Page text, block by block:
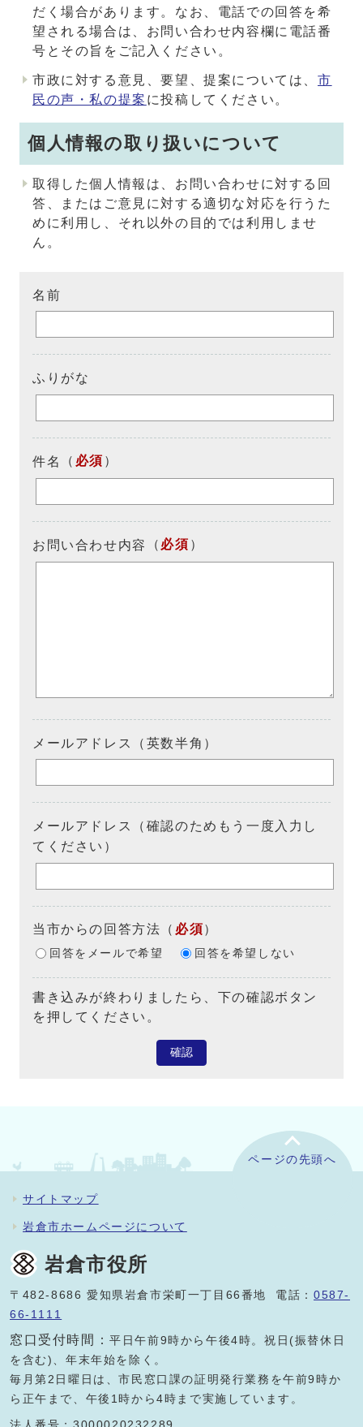
だく場合があります。なお、電話での回答を希
望される場合は、お問い合わせ内容欄に電話番
号とその旨をご記入ください。
市政に対する意見、要望、提案については、 市
民の声・私の提案 に投稿してください。
個人情報の取り扱いについて
取得した個人情報は、お問い合わせに対する回
答、またはご意見に対する適切な対応を行うた
めに利用し、それ以外の目的では利用しませ
ん。
名前
ふりがな
件名 （ 必須 ）
お問い合わせ内容 （ 必須 ）
メールアドレス（英数半角）
メールアドレス（確認のためもう一度入力し
てください）
当市からの回答方法 （ 必須）
回答をメールで希望 回答を希望しない
書き込みが終わりましたら、下の確認ボタン
を押してください。
確認
ページの先頭へ
サイトマップ
岩倉市ホームページについて
岩倉市役所
〒482-8686 愛知県岩倉市栄町一丁目66番地 電話：0587-
66-1111
窓口受付時間：平日午前9時から午後4時。祝日(振替休日
を含む)、年末年始を除く。
毎月第2日曜日は、市民窓口課の証明発行業務を午前9時か
ら正午まで、午後1時から4時まで実施しています。